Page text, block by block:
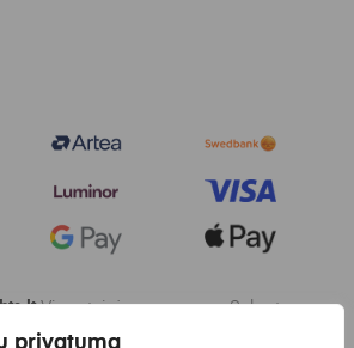
privatumą
Visos teisės saugomos. Sukurta:
Waymakers.lt